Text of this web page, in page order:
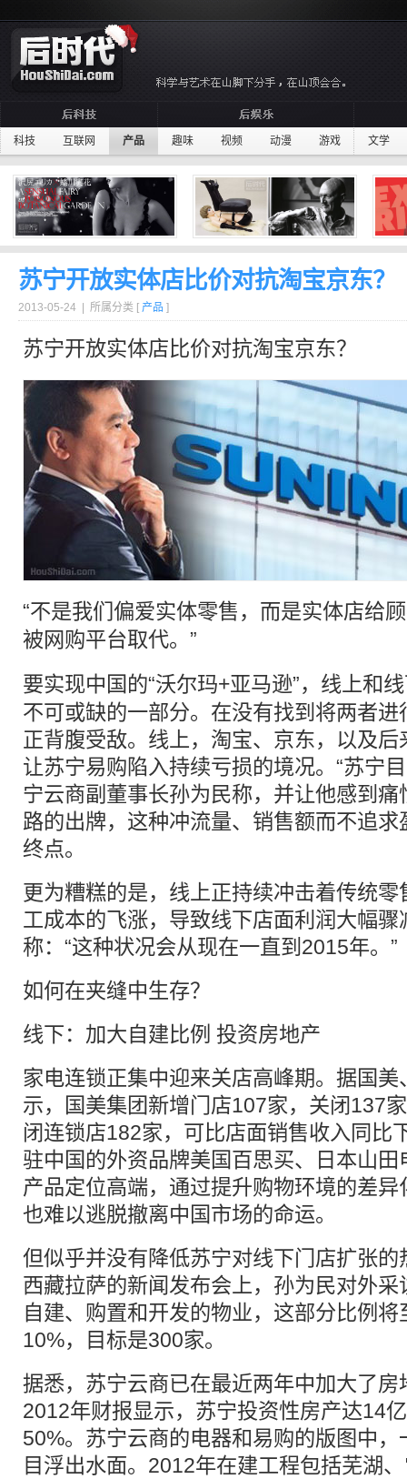
科技 互联网 产品 趣味 视频 动漫 游戏 文学
苏宁开放实体店比价对抗淘宝京东？
2013-05-24 | 所属分类 [ 产品 ]
苏宁开放实体店比价对抗淘宝京东？
“不是我们偏爱实体零售，而是实体店给
被网购平台取代。”
要实现中国的“沃尔玛+亚马逊”，线上和
不可或缺的一部分。在没有找到将两者
正背腹受敌。线上，淘宝、京东，以及
让苏宁易购陷入持续亏损的境况。“苏宁
宁云商副董事长孙为民称，并让他感到
路的出牌，这种冲流量、销售额而不追
终点。
更为糟糕的是，线上正持续冲击着传统
工成本的飞涨，导致线下店面利润大幅
称：“这种状况会从现在一直到2015年。”
如何在夹缝中生存？
线下：加大自建比例 投资房地产
家电连锁正集中迎来关店高峰期。据国
示，国美集团新增门店107家，关闭137
闭连锁店182家，可比店面销售收入同比
驻中国的外资品牌美国百思买、日本山
产品定位高端，通过提升购物环境的差
也难以逃脱撤离中国市场的命运。
但似乎并没有降低苏宁对线下门店扩张
西藏拉萨的新闻发布会上，孙为民对外
自建、购置和开发的物业，这部分比例
10%，目标是300家。
据悉，苏宁云商已在最近两年中加大了
2012年财报显示，苏宁投资性房产达14
50%。苏宁云商的电器和易购的版图中
目浮出水面。2012年在建工程包括芜湖